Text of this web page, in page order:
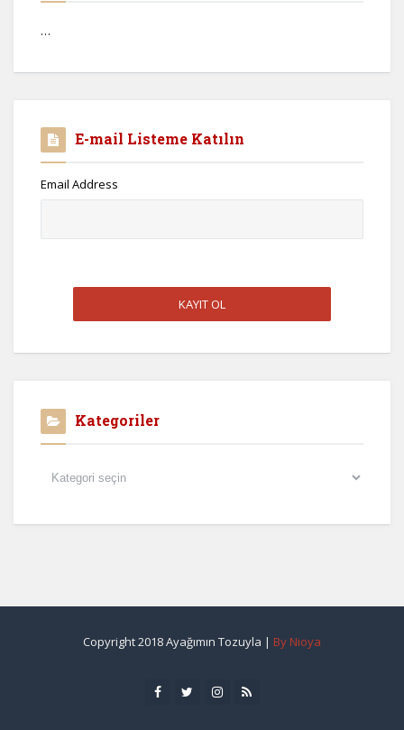
…
E-mail Listeme Katılın
Email Address
Kategoriler
Kategoriler
Copyright 2018 Ayağımın Tozuyla | By Nioya